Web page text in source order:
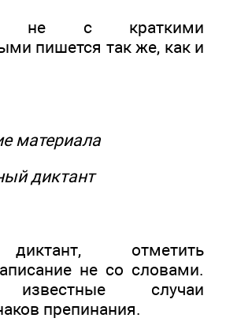
не с краткими
пишется так же, как и
материала
диктант
отметить
не со словами.
известные случаи
препинания.